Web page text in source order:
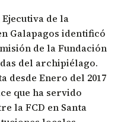
de la
Galapagos identificó
de la Fundación
del archipiélago.
desde Enero del 2017
que ha servido
la FCD en Santa